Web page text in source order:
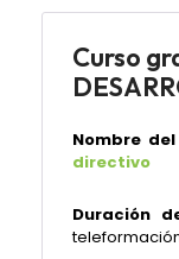
Curso
Nombre
directivo
Duración